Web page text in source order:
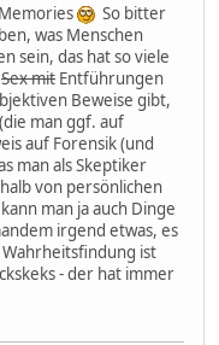
So bitter
was Menschen
sein, das hat so viele
Sex mit Entführungen
Beweise gibt,
man ggf. auf
auf Forensik (und
man als Skeptiker
von persönlichen
man ja auch Dinge
irgend etwas, es
Wahrheitsfindung ist
- der hat immer